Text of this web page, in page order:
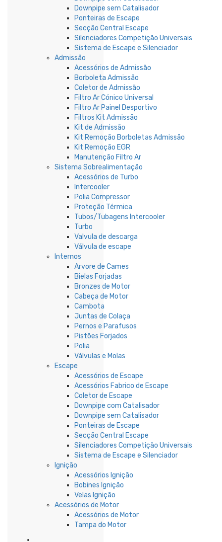
Downpipe sem Catalisador
Ponteiras de Escape
Secção Central Escape
Silenciadores Competição Universais
Sistema de Escape e Silenciador
Admissão
Acessórios de Admissão
Borboleta Admissão
Coletor de Admissão
Filtro Ar Cónico Universal
Filtro Ar Painel Desportivo
Filtros Kit Admissão
Kit de Admissão
Kit Remoção Borboletas Admissão
Kit Remoção EGR
Manutenção Filtro Ar
Sistema Sobrealimentação
Acessórios de Turbo
Intercooler
Polia Compressor
Proteção Térmica
Tubos/Tubagens Intercooler
Turbo
Valvula de descarga
Válvula de escape
Internos
Arvore de Cames
Bielas Forjadas
Bronzes de Motor
Cabeça de Motor
Cambota
Juntas de Colaça
Pernos e Parafusos
Pistões Forjados
Polia
Válvulas e Molas
Escape
Acessórios de Escape
Acessórios Fabrico de Escape
Coletor de Escape
Downpipe com Catalisador
Downpipe sem Catalisador
Ponteiras de Escape
Secção Central Escape
Silenciadores Competição Universais
Sistema de Escape e Silenciador
Ignição
Acessórios Ignição
Bobines Ignição
Velas Ignição
Acessórios de Motor
Acessórios de Motor
Tampa do Motor